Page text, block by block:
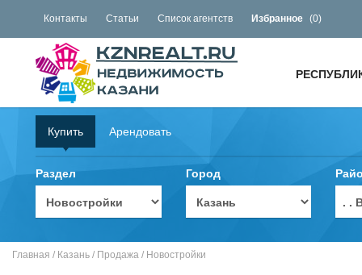
Контакты Статьи Список агентств Избранное (0)
Купить Арендовать
Раздел Город
. .
Главная / Казань / Продажа / Новостройки